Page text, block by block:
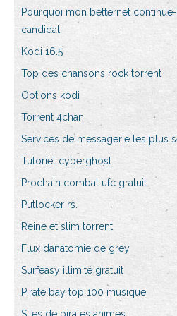
Pourquoi mon betternet
candidat
Kodi 16.5
Top des chansons rock torrent
Options kodi
Torrent 4chan
Services de messagerie les plus
Tutoriel cyberghost
Prochain combat ufc gratuit
Putlocker rs.
Reine et slim torrent
Flux danatomie de grey
Surfeasy illimité gratuit
Pirate bay top 100 musique